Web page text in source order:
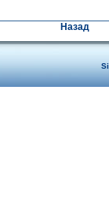
Назад